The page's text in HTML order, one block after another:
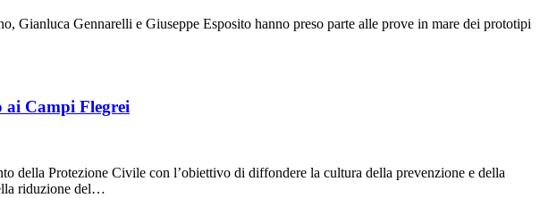
Gennarelli e Giuseppe Esposito hanno preso parte alle prove in mare dei prototipi
ai Campi Flegrei
della Protezione Civile con l’obiettivo di diffondere la cultura della prevenzione e della
riduzione del…